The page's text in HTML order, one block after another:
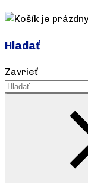
Hladať
Zavrieť